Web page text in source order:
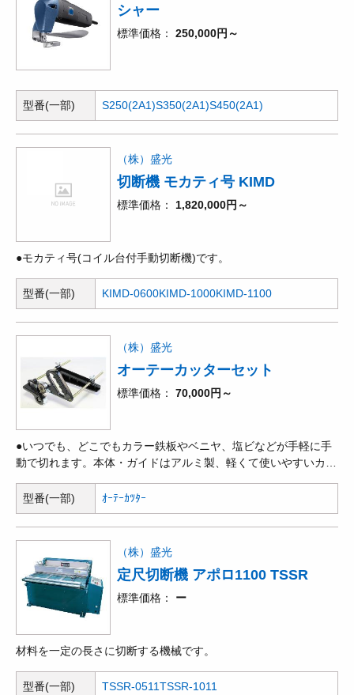
シャー
標準価格 250,000円～
型番(一部) S250(2A1)S350(2A1)S450(2A1)
（株）盛光
切断機 モカティ号 KIMD
標準価格 1,820,000円～
●モカティ号(コイル台付手動切断機)です。
型番(一部) KIMD-0600KIMD-1000KIMD-1100
（株）盛光
オーテーカッターセット
標準価格 70,000円～
●いつでも、どこでもカラー鉄板やベニヤ、塩ビなどが手軽に手
動で切れます。本体・ガイドはアルミ製、軽くて使いやすいカッ
型番(一部)
ｵｰﾃｰｶﾂﾀｰ
（株）盛光
定尺切断機 アポロ1100 TSSR
標準価格 ー
材料を一定の長さに切断する機械です。
型番(一部) TSSR-0511TSSR-1011